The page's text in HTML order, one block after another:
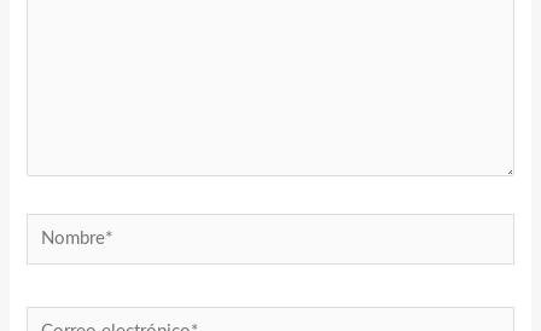
Nombre*
Correo